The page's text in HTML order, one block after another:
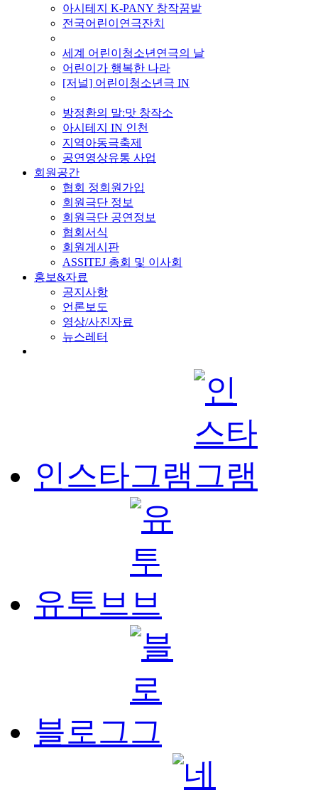
아시테지 K-PANY 창작꿈밭
전국어린이연극잔치
세계 어린이청소년연극의 날
어린이가 행복한 나라
[저널] 어린이청소년극 IN
방정환의 말:맛 창작소
아시테지 IN 인천
지역아동극축제
공연영상유통 사업
회원공간
협회 정회원가입
회원극단 정보
회원극단 공연정보
협회서식
회원게시판
ASSITEJ 총회 및 이사회
홍보&자료
공지사항
언론보도
영상/사진자료
뉴스레터
인스타그램
유투브
블로그